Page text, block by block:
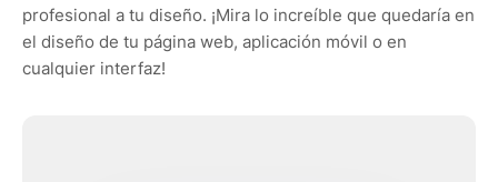
profesional a tu diseño. ¡Mira lo increíble que quedaría en
el diseño de tu página web, aplicación móvil o en
cualquier interfaz!